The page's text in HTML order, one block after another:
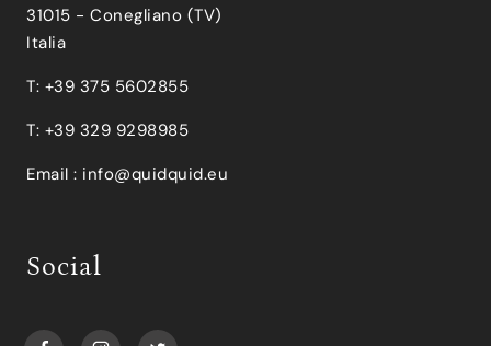
31015 - Conegliano (TV)
Italia
T: +39 375 5602855
T: +39 329 9298985
Email : info@quidquid.eu
Social